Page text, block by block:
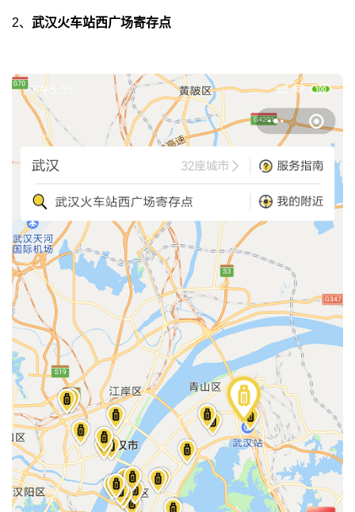
2、 武汉火车站西广场寄存点